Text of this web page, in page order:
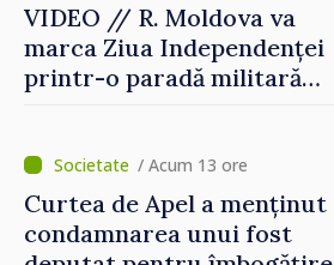
VIDEO // R. Moldova va
marca Ziua Independenței
printr-o paradă militară
eforturile pentru
consolidarea capacităților
de apărare”
/ Acum 13 ore
Curtea de Apel a menținut
condamnarea unui fost